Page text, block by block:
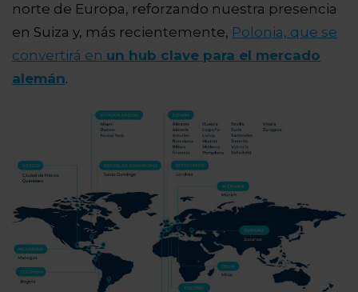
norte de Europa, reforzando nuestra presencia
en Suiza y, más recientemente, Polonia, que se
convertirá en un hub clave para el mercado
alemán.